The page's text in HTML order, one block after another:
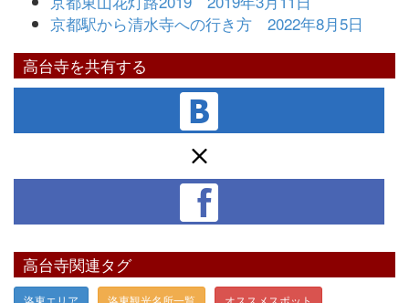
京都駅から清水寺への行き方 2022年8月5日
高台寺を共有する
高台寺関連タグ